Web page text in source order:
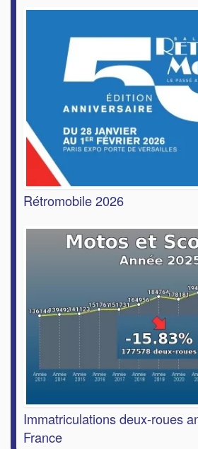
Rétromobile 2026
Immatriculations deux-roues
France